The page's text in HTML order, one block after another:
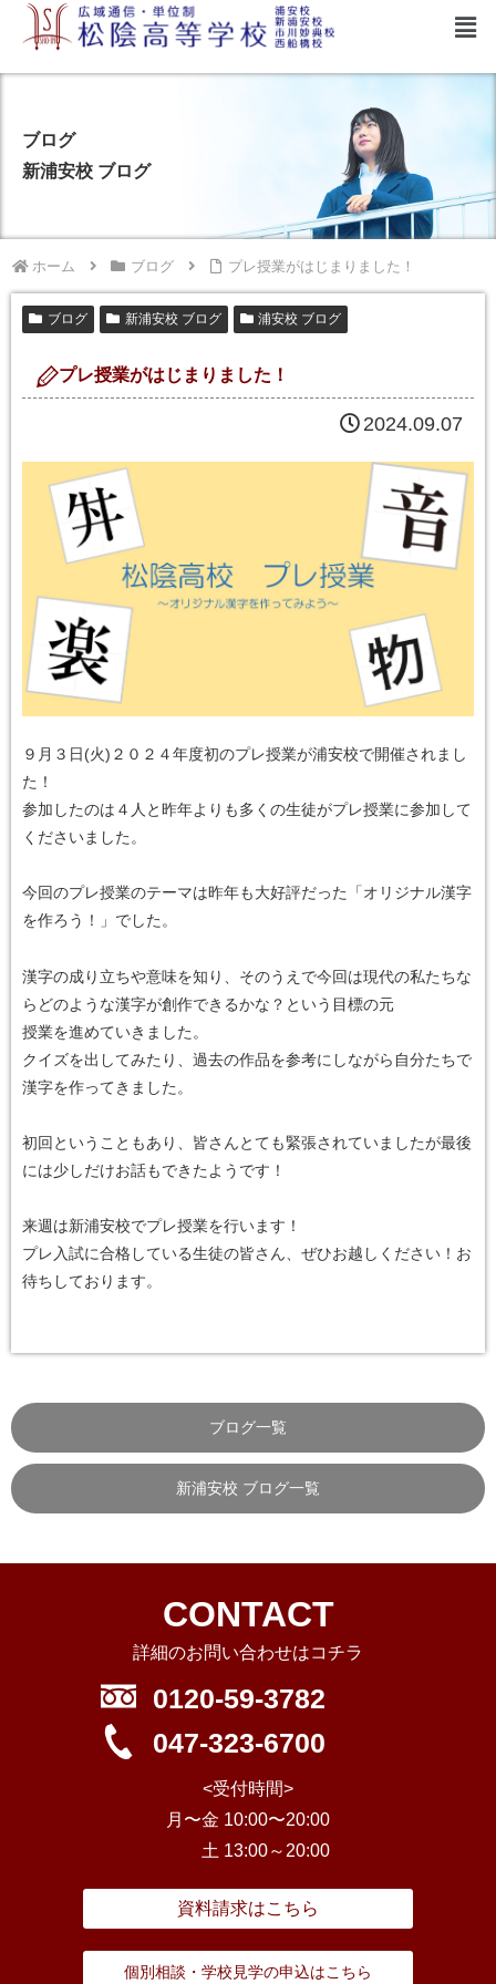
ブログ
新浦安校 ブログ
ホーム ブログ プレ授業がはじまりました！
ブログ 新浦安校 ブログ 浦安校 ブログ
プレ授業がはじまりました！
2024.09.07
９月３日(火)２０２４年度初のプレ授業が浦安校で開催されまし
た！
参加したのは４人と昨年よりも多くの生徒がプレ授業に参加して
くださいました。
今回のプレ授業のテーマは昨年も大好評だった「オリジナル漢字
を作ろう！」でした。
漢字の成り立ちや意味を知り、そのうえで今回は現代の私たちな
らどのような漢字が創作できるかな？という目標の元
授業を進めていきました。
クイズを出してみたり、過去の作品を参考にしながら自分たちで
漢字を作ってきました。
初回ということもあり、皆さんとても緊張されていましたが最後
には少しだけお話もできたようです！
来週は新浦安校でプレ授業を行います！
プレ入試に合格している生徒の皆さん、ぜひお越しください！お
待ちしております。
ブログ一覧
新浦安校 ブログ一覧
CONTACT
詳細のお問い合わせはコチラ
0120-59-3782
047-323-6700
<受付時間>
月〜金 10:00〜20:00
土 13:00～20:00
資料請求はこちら
個別相談・学校見学の申込はこちら